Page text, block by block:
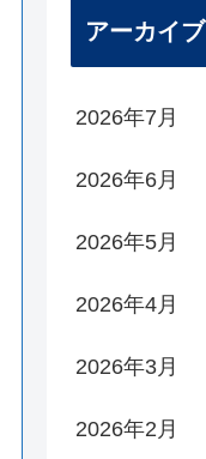
アーカイブ
2026年7月
2026年6月
2026年5月
2026年4月
2026年3月
2026年2月